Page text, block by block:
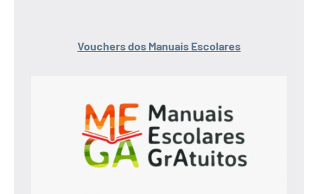
Vouchers dos Manuais Escolares